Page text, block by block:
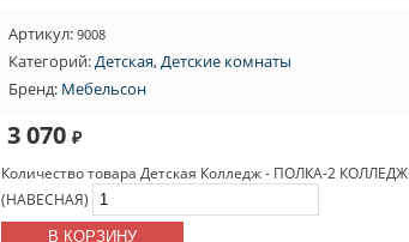
Артикул: 9008
Категорий:Детская,Детские комнаты
Бренд: Мебельсон
3 070 ₽
Количество товара Детская Колледж - ПОЛКА-2 КОЛЛЕДЖ
(НАВЕСНАЯ)
В КОРЗИНУ